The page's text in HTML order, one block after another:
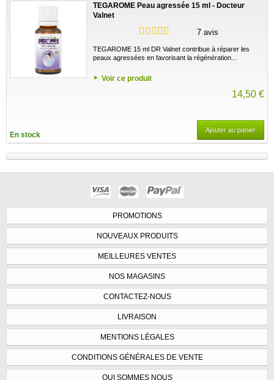
TEGAROME Peau agressée 15 ml - Docteur
Valnet
7 avis
TEGAROME 15 ml DR Valnet contribue à réparer les
peaux agressées en favorisant la régénération...
Voir ce produit
14,50 €
En stock
Ajouter au panier
PROMOTIONS
NOUVEAUX PRODUITS
MEILLEURES VENTES
NOS MAGASINS
CONTACTEZ-NOUS
LIVRAISON
MENTIONS LÉGALES
CONDITIONS GÉNÉRALES DE VENTE
QUI SOMMES NOUS